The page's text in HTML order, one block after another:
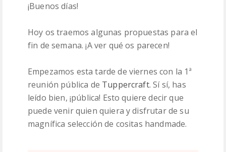
LANAS
¡Buenos días!
Hoy os traemos algunas propuestas para el
fin de semana. ¡A ver qué os parecen!
Empezamos esta tarde de viernes con la 1ª
reunión pública de Tuppercraft. Sí sí, has
leído bien, ¡pública! Esto quiere decir que
puede venir quien quiera y disfrutar de su
magnífica selección de cositas handmade.